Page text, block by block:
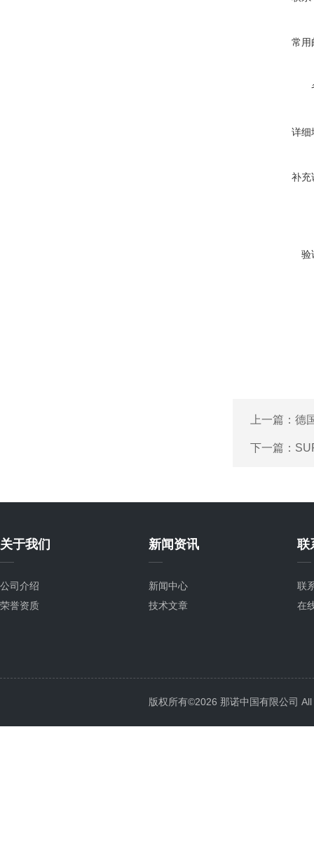
常用
详细
补充
验
上一篇： 德
下一篇：
关于我们
公司介绍
荣誉资质
新闻资讯
新闻中心
技术文章
联
联
在
版权所有©2026 那诺中国有限公司